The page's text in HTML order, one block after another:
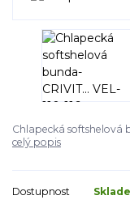
Chlapecká softshelová
celý popis
Dostupnost